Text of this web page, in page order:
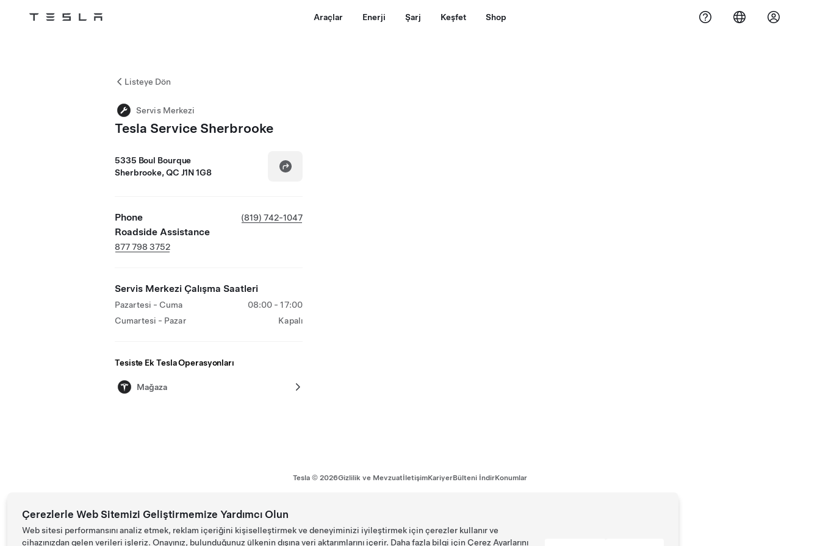
Tesla Araçlar Enerji Şarj Keşfet Shop
Listeye Dön
Servis Merkezi
Tesla Service Sherbrooke
5335 Boul Bourque
Sherbrooke, QC J1N 1G8
Phone (819) 742-1047
Roadside Assistance
877 798 3752
Servis Merkezi Çalışma Saatleri
Pazartesi - Cuma
08:00 - 17:00
Cumartesi - Pazar
Kapalı
Tesiste Ek Tesla Operasyonları
Mağaza
Tesla © 2026Gizlilik ve MevzuatİletişimKariyerBülteni İndirKonumlar
Çerezlerle Web Sitemizi Geliştirmemize Yardımcı Olun
Web sitesi performansını analiz etmek, reklam içeriğini kişiselleştirmek ve deneyiminizi iyileştirmek için çerezler kullanır ve
cihazınızdan gelen verileri işleriz. Onayınız, bulunduğunuz ülkenin dışına veri aktarımlarını içerir. Daha fazla bilgi için Çerez Ayarlarını